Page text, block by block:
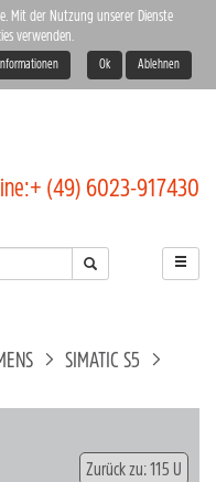
+ (49) 6023-917430
SIMATIC S5
Zurück zu: 115 U
Mit der Nutzung unserer Dienste
verwenden.
Ok Ablehnen